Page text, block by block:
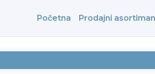
Početna Prodajni asortiman